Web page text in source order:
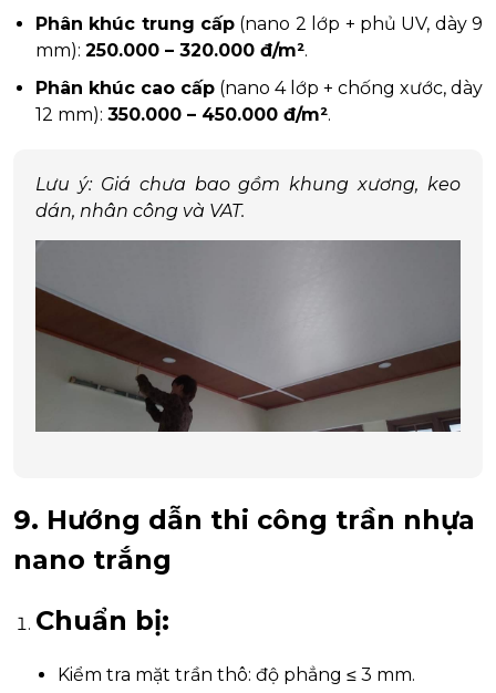
Phân khúc trung cấp (nano 2 lớp + phủ UV, dày 9
mm): 250.000 – 320.000 đ/m².
Phân khúc cao cấp (nano 4 lớp + chống xước, dày
12 mm): 350.000 – 450.000 đ/m².
Lưu ý: Giá chưa bao gồm khung xương, keo
dán, nhân công và VAT.
9. Hướng dẫn thi công trần nhựa
nano trắng
Chuẩn bị:
Kiểm tra mặt trần thô: độ phẳng ≤ 3 mm.